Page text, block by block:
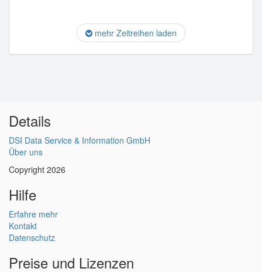
mehr Zeitreihen laden
Details
DSI Data Service & Information GmbH
Über uns
Copyright 2026
Hilfe
Erfahre mehr
Kontakt
Datenschutz
Preise und Lizenzen